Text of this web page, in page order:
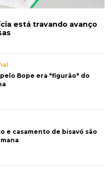
está travando avanço
Bope era "figurão" do
e casamento de bisavó são